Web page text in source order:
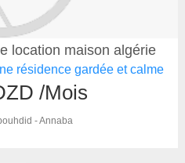
location maison algérie
résidence gardée et calme
/Mois
- Annaba